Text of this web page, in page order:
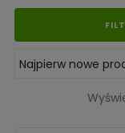
Najpierw nowe